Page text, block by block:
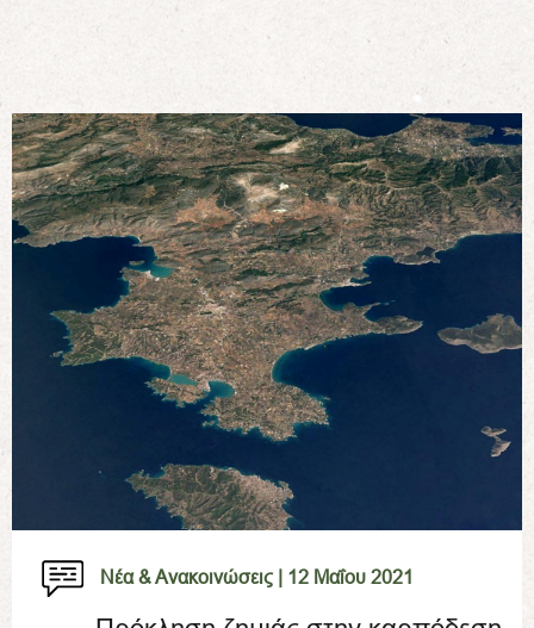
Νέα & Ανακοινώσεις | 12 Μαΐου 2021